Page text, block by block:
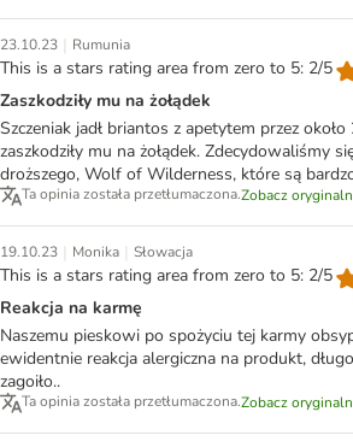
23.10.23 | Rumunia
This is a stars rating area from zero to 5: 2/5
Zaszkodziły mu na żołądek
Szczeniak jadł briantos z apetytem przez
zaszkodziły mu na żołądek. Zdecydowaliśmy
droższego, Wolf of Wilderness, które są
Ta opinia została przetłumaczona.Zobacz
19.10.23 | Monika | Słowacja
This is a stars rating area from zero to 5: 2/5
Reakcja na karmę
Naszemu pieskowi po spożyciu tej karmy
ewidentnie reakcja alergiczna na produkt,
zagoiło..
Ta opinia została przetłumaczona.Zobacz